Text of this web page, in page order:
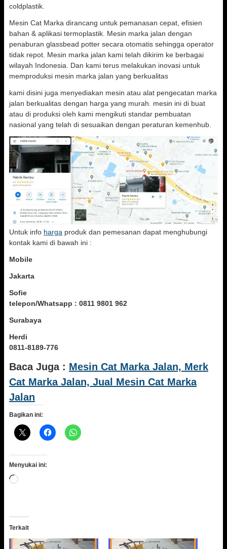
coldplastik.
Mesin Cat Marka dirancang untuk pemanasan cepat, efisien
bahan & aplikasi termoplastik. Mesin marka jalan dengan
penaburan glassbead potter secara otomatis sehingga operator
tidak repot. Mesin marka jalan kami telah dikirim ke berbagai
wilayah Indonesia. Dan kami terus melakukan inovasi untuk
memproduksi mesin marka jalan yang berkualitas
kami disini juga menyediakan mesin atau alat pengecatan marka
jalan berkualitas dengan harga yang murah. mesin ini di buat
atau di produksi oleh kami mengikuti standar pembuatan
nasional yang telah di sesuaikan dengan peraturan kemenhub.
Untuk info harga produk dan pemesanan dapat menghubungi
kontak kami di bawah ini :
Mobile
Jakarta
Sofie
telepon/Whatsapp : 0811 9801 962
Surabaya
Herdi
0811-8189-776
Baca Juga : Mesin Cat Marka Jalan, Merk
Cat Marka Jalan, Jual Mesin Cat Marka
Jalan
Bagikan ini:
Menyukai ini:
Memuat...
Terkait